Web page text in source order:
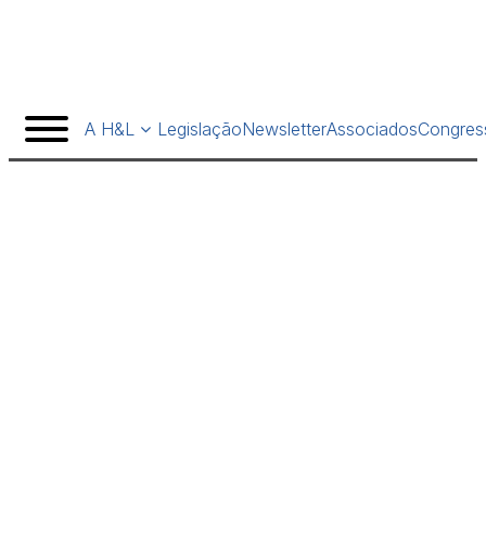
A H&L LegislaçãoNewsletterAssociados